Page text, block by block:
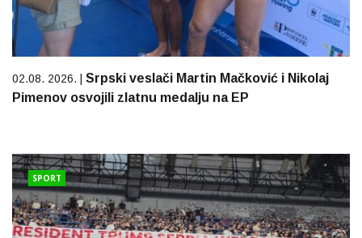
02.08. 2026. | Srpski veslači Martin Mačković i Nikolaj
Pimenov osvojili zlatnu medalju na EP
SPORT